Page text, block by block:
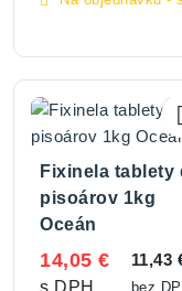
Fixinela tablety
pisoárov 1kg
Oceán
14,05 €
s DPH
11,43
bez